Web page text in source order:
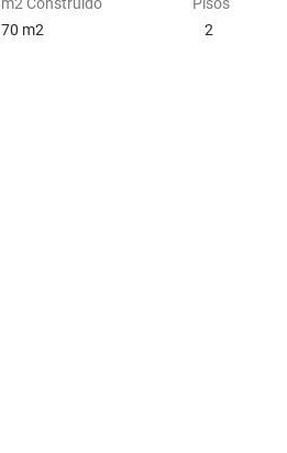
70 m2
2